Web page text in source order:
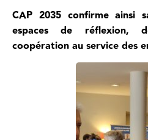
CAP 2035 confirme ainsi
espaces de réflexion,
coopération au service des